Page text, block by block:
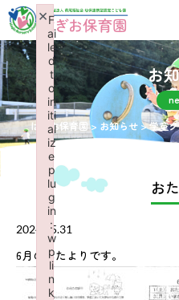
お
はぎお保育園>お知らせ >学童
お
2024.05.31
6月のおたよりです。
F
ai
le
d
t
o
in
iti
al
iz
e
p
lu
g
in
:
w
p
li
n
k
×